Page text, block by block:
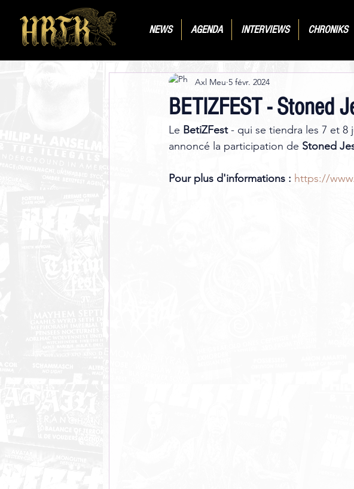
NEWS AGENDA INTERVIEWS CHRONIKS
BETIZFEST - Stoned
Axl Meu 5 févr. 2024
Le BetiZFest - qui se tiendra les 7 et 8
annoncé la participation de Stoned
Pour plus d'informations : https://